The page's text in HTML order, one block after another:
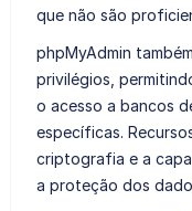
que não são
phpMyAdmin
privilégios,
o acesso a bancos
específicas.
criptografia e a
a proteção dos